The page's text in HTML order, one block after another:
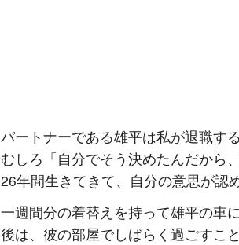
パートナーである雄平は私が退職す
むしろ「自分でそう決めたんだから
26年間生きてきて、自分の意思が認
一週間分の着替えを持って雄平の車
後は、彼の部屋でしばらく過ごすこ